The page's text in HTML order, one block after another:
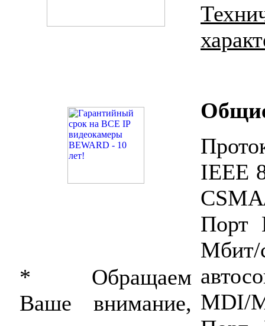
* Обращаем
Ваше внимание,
IEEE
Порт
MDI/